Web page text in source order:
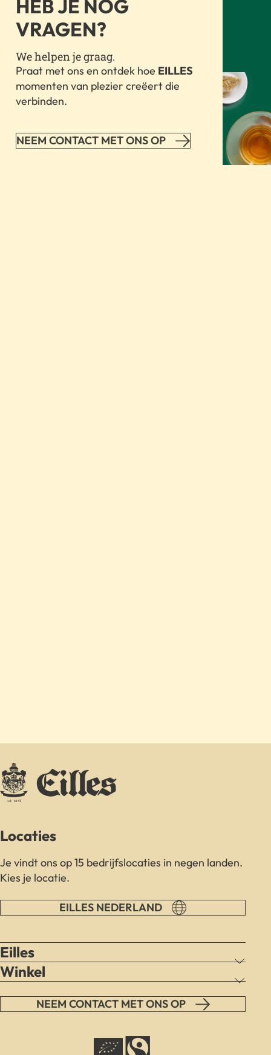
HEB JE NOG
VRAGEN?
We helpen je graag.
Praat met ons en ontdek hoe EILLES
momenten van plezier creëert die
verbinden.
NEEM CONTACT MET ONS OP
Locaties
Je vindt ons op 15 bedrijfslocaties in negen landen.
Kies je locatie.
EILLES NEDERLAND
Eilles
Winkel
NEEM CONTACT MET ONS OP